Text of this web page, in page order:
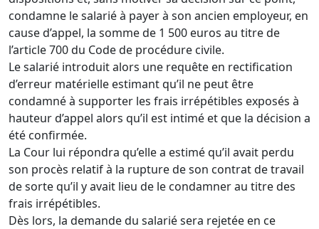
condamne le salarié à payer à son ancien employeur, en
cause d’appel, la somme de 1 500 euros au titre de
l’article 700 du Code de procédure civile.
Le salarié introduit alors une requête en rectification
d’erreur matérielle estimant qu’il ne peut être
condamné à supporter les frais irrépétibles exposés à
hauteur d’appel alors qu’il est intimé et que la décision a
été confirmée.
La Cour lui répondra qu’elle a estimé qu’il avait perdu
son procès relatif à la rupture de son contrat de travail
de sorte qu’il y avait lieu de le condamner au titre des
frais irrépétibles.
Dès lors, la demande du salarié sera rejetée en ce